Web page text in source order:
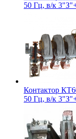
50 Гц, в/к
Контактор
50 Гц, в/к